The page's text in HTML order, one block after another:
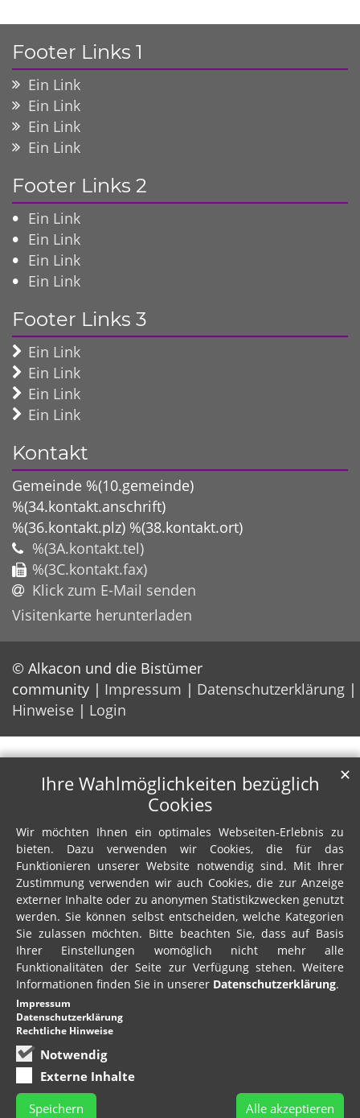
Footer Links 1
Ein Link
Ein Link
Ein Link
Ein Link
Footer Links 2
Ein Link
Ein Link
Ein Link
Ein Link
Footer Links 3
Ein Link
Ein Link
Ein Link
Ein Link
Kontakt
Gemeinde %(10.gemeinde)
%(34.kontakt.anschrift)
%(36.kontakt.plz) %(38.kontakt.ort)
%(3A.kontakt.tel)
%(3C.kontakt.fax)
Klick zum E-Mail senden
Visitenkarte herunterladen
© Alkacon und die Bistümer
community
Impressum
Datenschutzerklärung
Hinweise
Login
Ihre Wahlmöglichkeiten bezüglich
Cookies
Wir möchten Ihnen ein optimales Webseiten-Erlebnis zu
bieten. Dazu verwenden wir Cookies, die für das
Funktionieren unserer Website notwendig sind. Mit Ihrer
Zustimmung verwenden wir auch Cookies, die zur Anzeige
externer Inhalte oder zu anonymen Statistikzwecken genutzt
werden. Sie können selbst entscheiden, welche Kategorien
Sie zulassen möchten. Bitte beachten Sie, dass auf Basis
Ihrer Einstellungen womöglich nicht mehr alle
Funktionalitäten der Seite zur Verfügung stehen. Weitere
Informationen finden Sie in unserer Datenschutzerklärung.
Notwendig
Externe Inhalte
Speichern
Alle akzeptieren
✕
Impressum
Datenschutzerklärung
Rechtliche Hinweise